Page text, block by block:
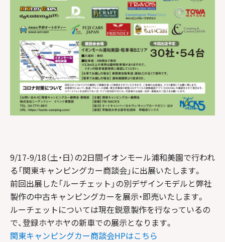
9/17-9/18（土・日）の2日間イオンモール浦和美園で行われ
る「関東キャンピングカー商談会」に出展いたします。
前回出展した「ルーチェット」の別デザインモデルと弊社
製作の中古キャンピングカーを展示・即売いたします。
ルーチェットについては現在鋭意製作を行なっているの
で、登録ホヤホヤの新車での展示となります。
関東キャンピングカー商談会HPはこちら